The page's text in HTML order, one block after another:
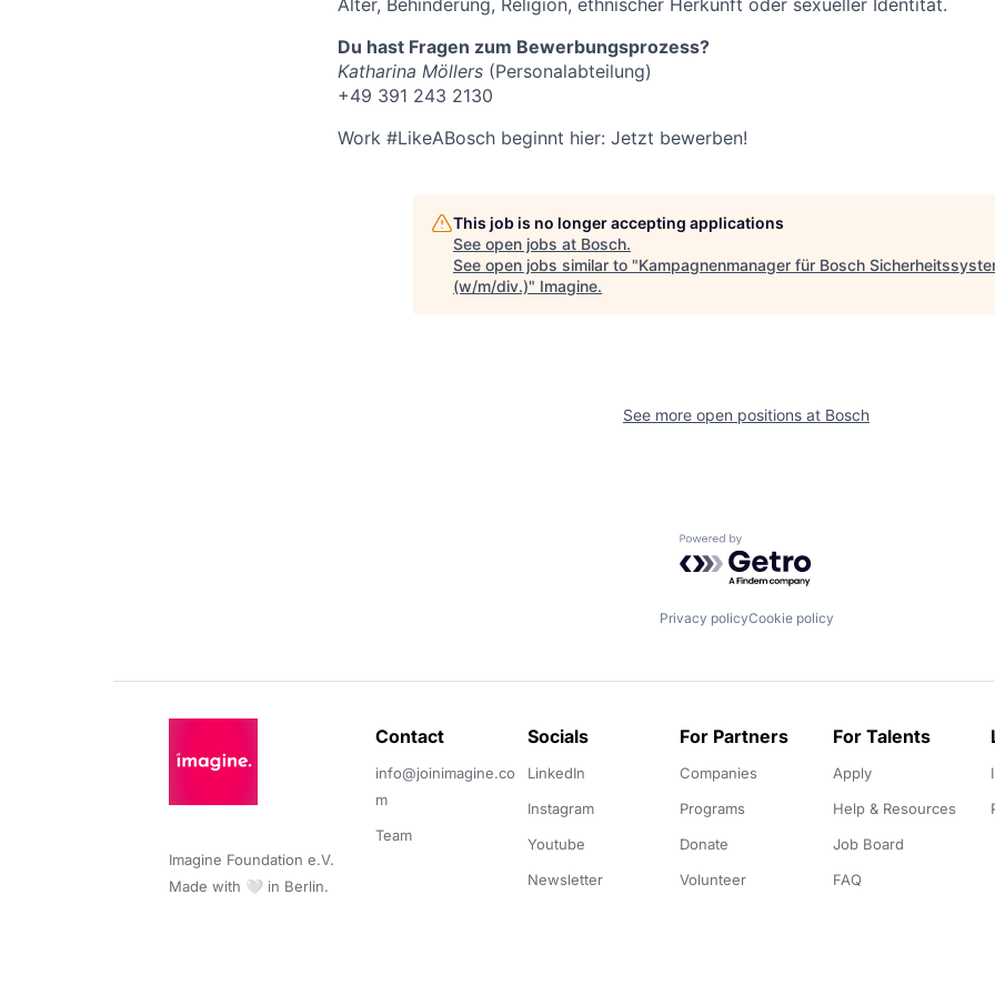
Du hast Fragen zum Bewerbungsprozess?
Katharina Möllers (Personalabteilung)
+49 391 243 2130
Work #LikeABosch beginnt hier: Jetzt bewerben!
This job is no longer accepting applications
See open jobs at Bosch.
See open jobs similar to "Kampagnenmanager für Bosch
(w/m/div.)" Imagine.
See more open positions at Bosch
Powered by Getro.com
Privacy policyCookie policy
Imagine Foundation e.V.
Made with 🤍 in Berlin.
Contact
info@joinimagine.co
m
Team
Socials
LinkedIn
Instagram
Youtube
Newsletter
For Partners
Companies
Programs
Donate
Volunteer
For Talents
Apply
Help & Resources
Job Board
FAQ